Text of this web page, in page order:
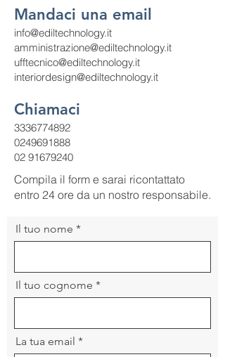
Mandaci una email
info@ediltechnology.it
amministrazione@ediltechnology.it
ufftecnico@ediltechnology.it
interiordesign@ediltechnology.it
Chiamaci
3336774892
0249691888
02 91679240
Compila il form e sarai ricontattato
entro 24 ore da un nostro responsabile.
Il tuo nome
Il tuo cognome
La tua email